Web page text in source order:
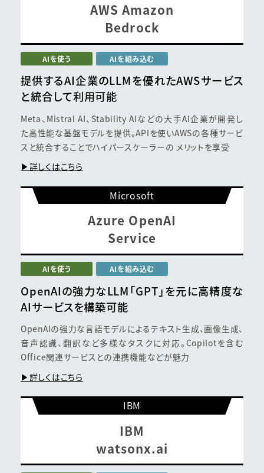
AWS Amazon
Bedrock
AIを使う AIを組み込む
提供するAI企業のLLMを優れたAWSサービス
と統合して利用可能
Meta、Mistral AI、Stability AIなどの大手AI企業が開発し
た高性能な基盤モデルを提供。APIを使いAWSの各種サービ
スと統合することでハイパースケーラーの メリットを享受
詳しくはこちら
Microsoft
Azure OpenAI
Service
AIを使う AIを組み込む
OpenAIの強力なLLM「GPT」を元に高精度な
AIサービスを構築可能
OpenAIの強力な言語モデルによるテキスト生成、画像生成、
音声認識、翻訳など多様なタスクに対応。Copilotを含む
Office関連サービスとの連携機能などが魅力
詳しくはこちら
IBM
IBM
watsonx.ai